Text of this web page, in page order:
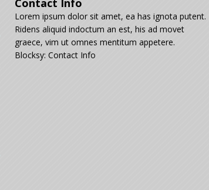
Contact Info
Lorem ipsum dolor sit amet, ea has ignota putent.
Ridens aliquid indoctum an est, his ad movet
graece, vim ut omnes mentitum appetere.
Blocksy: Contact Info